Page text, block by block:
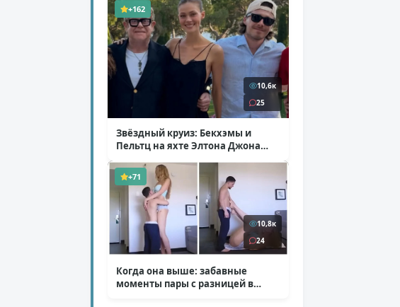
+162
10,6к
25
Звёздный круиз: Бекхэмы и
Пельтц на яхте Элтона Джона
+71
10,8к
24
Когда она выше: забавные
моменты пары с разницей в